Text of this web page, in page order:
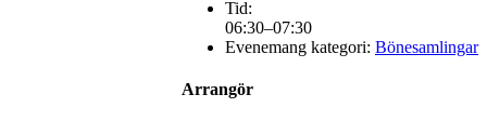
Tid:
06:30–07:30
Evenemang kategori: Bönesamlingar
Arrangör